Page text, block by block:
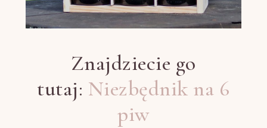
Znajdziecie go
tutaj: Niezbędnik na 6
piw